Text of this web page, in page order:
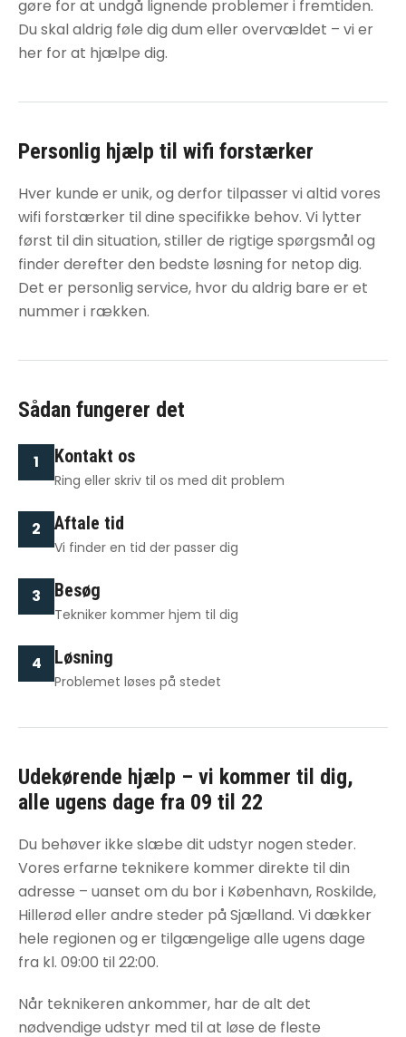
gøre for at undgå lignende problemer i fremtiden.
Du skal aldrig føle dig dum eller overvældet – vi er
her for at hjælpe dig.
Personlig hjælp til wifi forstærker
Hver kunde er unik, og derfor tilpasser vi altid vores
wifi forstærker til dine specifikke behov. Vi lytter
først til din situation, stiller de rigtige spørgsmål og
finder derefter den bedste løsning for netop dig.
Det er personlig service, hvor du aldrig bare er et
nummer i rækken.
Sådan fungerer det
1 Kontakt os
Ring eller skriv til os med dit problem
2 Aftale tid
Vi finder en tid der passer dig
3 Besøg
Tekniker kommer hjem til dig
4 Løsning
Problemet løses på stedet
Udekørende hjælp – vi kommer til dig,
alle ugens dage fra 09 til 22
Du behøver ikke slæbe dit udstyr nogen steder.
Vores erfarne teknikere kommer direkte til din
adresse – uanset om du bor i København, Roskilde,
Hillerød eller andre steder på Sjælland. Vi dækker
hele regionen og er tilgængelige alle ugens dage
fra kl. 09:00 til 22:00.
Når teknikeren ankommer, har de alt det
nødvendige udstyr med til at løse de fleste